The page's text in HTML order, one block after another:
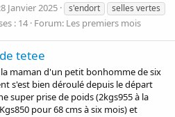
Janvier 2025 s'endort
selles vertes
: 14 Forum: Les premiers mois
tetee
maman d'un petit bonhomme de six
s'est bien déroulé depuis le départ
super prise de poids (2kgs955 à la
pour 68 cms à six mois) et